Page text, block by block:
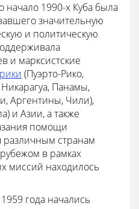
начало 1990-х Куба была
значительную
и политическую
и марксистские
(Пуэрто-Рико,
Панамы,
Аргентины, Чили),
и Азии, а также
помощи
различным странам
в рамках
миссий находилось
года начались